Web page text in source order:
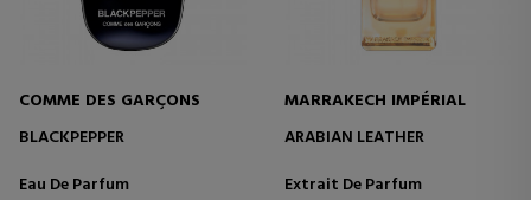
COMME DES GARÇONS
BLACKPEPPER
Eau De Parfum
MARRAKECH IMPÉRIAL
ARABIAN LEATHER
Extrait De Parfum